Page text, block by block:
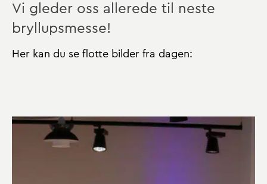
Vi gleder oss allerede til neste
bryllupsmesse!
Her kan du se flotte bilder fra dagen: